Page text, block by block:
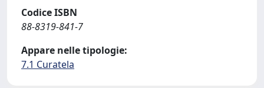
Codice ISBN
88-8319-841-7
Appare nelle tipologie:
7.1 Curatela